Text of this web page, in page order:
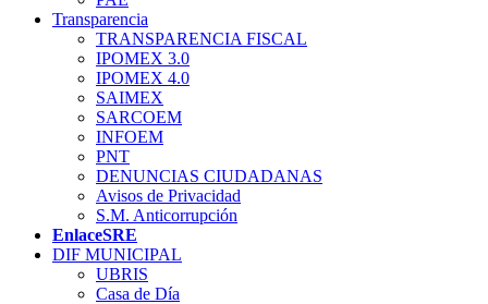
Transparencia
TRANSPARENCIA FISCAL
IPOMEX 3.0
IPOMEX 4.0
SAIMEX
SARCOEM
INFOEM
PNT
DENUNCIAS CIUDADANAS
Avisos de Privacidad
S.M. Anticorrupción
EnlaceSRE
DIF MUNICIPAL
UBRIS
Casa de Día